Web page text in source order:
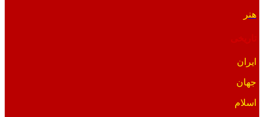
هنر
ایران
جهان
اسلام